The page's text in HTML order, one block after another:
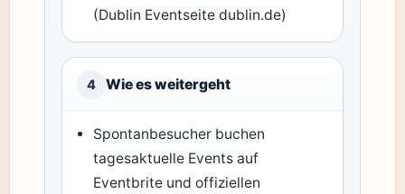
(Dublin Eventseite dublin.de)
4 Wie es weitergeht
Spontanbesucher buchen
tagesaktuelle Events auf
Eventbrite und offiziellen